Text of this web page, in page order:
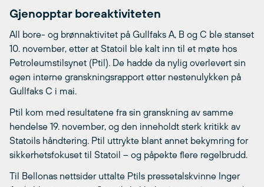
Gjenopptar boreaktiviteten
All bore- og brønnaktivitet på Gullfaks A, B og C ble stanset
10. november, etter at Statoil ble kalt inn til et møte hos
Petroleumstilsynet (Ptil). De hadde da nylig overlevert sin
egen interne granskningsrapport etter nestenulykken på
Gullfaks C i mai.
Ptil kom med resultatene fra sin granskning av samme
hendelse 19. november, og den inneholdt sterk kritikk av
Statoils håndtering. Ptil uttrykte blant annet bekymring for
sikkerhetsfokuset til Statoil – og påpekte flere regelbrudd.
Til Bellonas nettsider uttalte Ptils pressetalskvinne Inger